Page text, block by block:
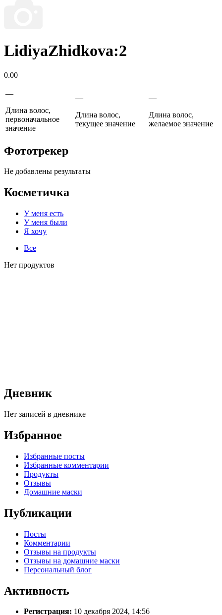
LidiyaZhidkova:2
0.00
—
Длина волос,
первоначальное
значение
—
Длина волос,
текущее значение
—
Длина волос,
желаемое значение
Фототрекер
Не добавлены результаты
Косметичка
У меня есть
У меня были
Я хочу
Все
Нет продуктов
Дневник
Нет записей в дневнике
Избранное
Избранные посты
Избранные комментарии
Продукты
Отзывы
Домашние маски
Публикации
Посты
Комментарии
Отзывы на продукты
Отзывы на домашние маски
Персональный блог
Активность
Регистрация: 10 декабря 2024, 14:56